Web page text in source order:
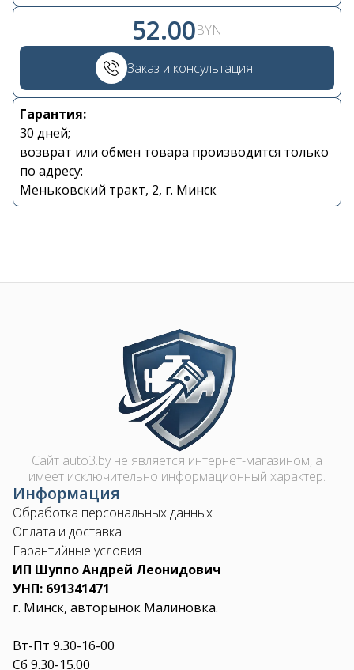
52.00BYN
Заказ и консультация
Гарантия:
30 дней;
возврат или обмен товара производится только
по адресу:
Меньковский тракт, 2, г. Минск
+375 29 870 15 80
Viber
shupik21@bk.ru
Image
Сайт auto3.by не является интернет-магазином, а
имеет исключительно информационный характер.
Информация
Обработка персональных данных
Оплата и доставка
Гарантийные условия
ИП Шуппо Андрей Леонидович
УНП: 691341471
г. Минск, авторынок Малиновка.
Вт-Пт 9.30-16-00
Сб 9.30-15.00